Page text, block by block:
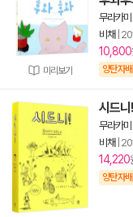
미리보기
무라카미
비채
10,800
양탄자
시드니!
무라카미
비채
14,220
양탄자